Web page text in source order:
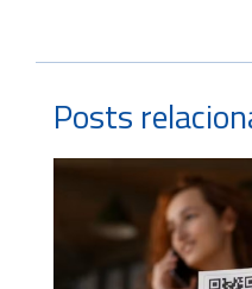
Posts